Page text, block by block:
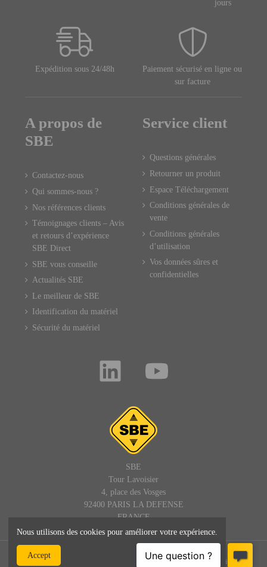
jours
Expédition sous 24/48h
Paiement sécurisé en ligne ou
sur facture
A propos de
SBE
Contactez-nous
Qui sommes-nous ?
Nos références clients
Témoignages clients – Avis
et retours d’expérience
SBE Direct
SBE vous conseille
Actualités SBE
Le meilleur de SBE
Identification du matériel
Sécurité du matériel
Service client
Questions générales
Retourner un produit
Espace Téléchargement
Conditions générales de
vente
Conditions générales
d’utilisation
Vos données sûres et
confidentielles
SBE
Tour Lavoisier
4, place des Vosges
92400 PARIS LA DEFENSE
FRANCE
© SBE - 1992 - 2025 – Tous droits réservés : site, textes et images -
SBEDIRECT® est une marque de SBE - admin@sbedirect.com - Site
Nous utilisons des cookies pour améliorer votre expérience.
Accept